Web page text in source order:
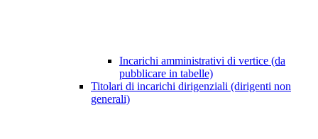
Incarichi amministrativi di vertice (da
pubblicare in tabelle)
Titolari di incarichi dirigenziali (dirigenti non
generali)